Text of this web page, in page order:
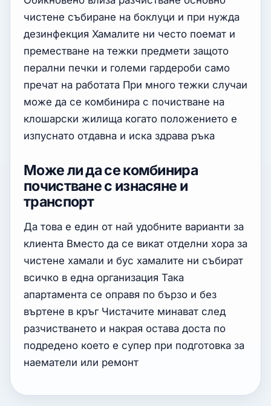
чистене събиране на боклуци и при нужда
дезинфекция Хамалите ни често поемат и
преместване на тежки предмети защото
перални печки и големи гардероби само
пречат на работата При много тежки случаи
може да се комбинира с почистване на
клошарски жилища когато положението е
изпуснато отдавна и иска здрава ръка
Може ли да се комбинира
почистване с изнасяне и
транспорт
Да това е един от най удобните варианти за
клиента Вместо да се викат отделни хора за
чистене хамали и бус хамалите ни събират
всичко в една организация Така
апартамента се оправя по бързо и без
въртене в кръг Чистачите минават след
разчистването и накрая остава доста по
подредено което е супер при подготовка за
наематели или ремонт